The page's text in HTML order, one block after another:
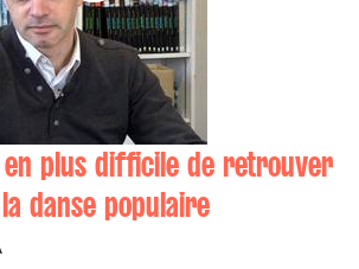
plus difficile de retrouver
danse populaire